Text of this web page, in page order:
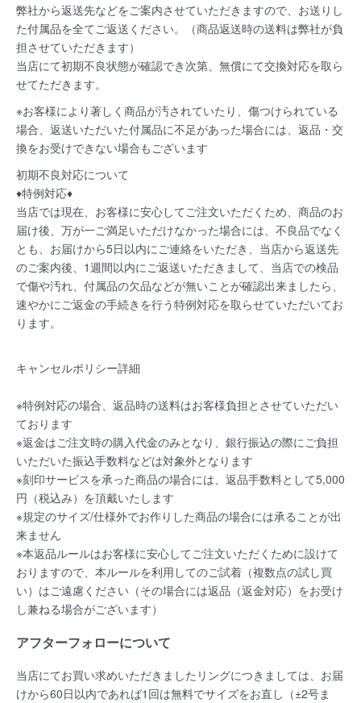
弊社から返送先などをご案内させていただきますので、お送りし
た付属品を全てご返送ください。（商品返送時の送料は弊社が負
担させていただきます）
当店にて初期不良状態が確認でき次第、無償にて交換対応を取ら
せてただきます。
※お客様により著しく商品が汚されていたり、傷つけられている
場合、返送いただいた付属品に不足があった場合には、返品・交
換をお受けできない場合もございます
初期不良対応について
♦特例対応♦
当店では現在、お客様に安心してご注文いただくため、商品のお
届け後、万が一ご満足いただけなかった場合には、不良品でなく
とも、お届けから5日以内にご連絡をいただき、当店から返送先
のご案内後、1週間以内にご返送いただきまして、当店での検品
で傷や汚れ、付属品の欠品などが無いことが確認出来ましたら、
速やかにご返金の手続きを行う特例対応を取らせていただいてお
ります。
キャンセルポリシー詳細
※特例対応の場合、返品時の送料はお客様負担とさせていただい
ております
※返金はご注文時の購入代金のみとなり、銀行振込の際にご負担
いただいた振込手数料などは対象外となります
※刻印サービスを承った商品の場合には、返品手数料として5,000
円（税込み）を頂戴いたします
※規定のサイズ/仕様外でお作りした商品の場合には承ることが出
来ません
※本返品ルールはお客様に安心してご注文いただくために設けて
おりますので、本ルールを利用してのご試着（複数点の試し買
い）はご遠慮ください（その場合には返品（返金対応）をお受け
し兼ねる場合がございます）
アフターフォローについて
当店にてお買い求めいただきましたリングにつきましては、お届
けから60日以内であれば1回は無料でサイズをお直し（±2号ま